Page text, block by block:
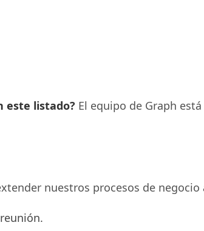
este listado? El equipo de Graph
nuestros procesos de